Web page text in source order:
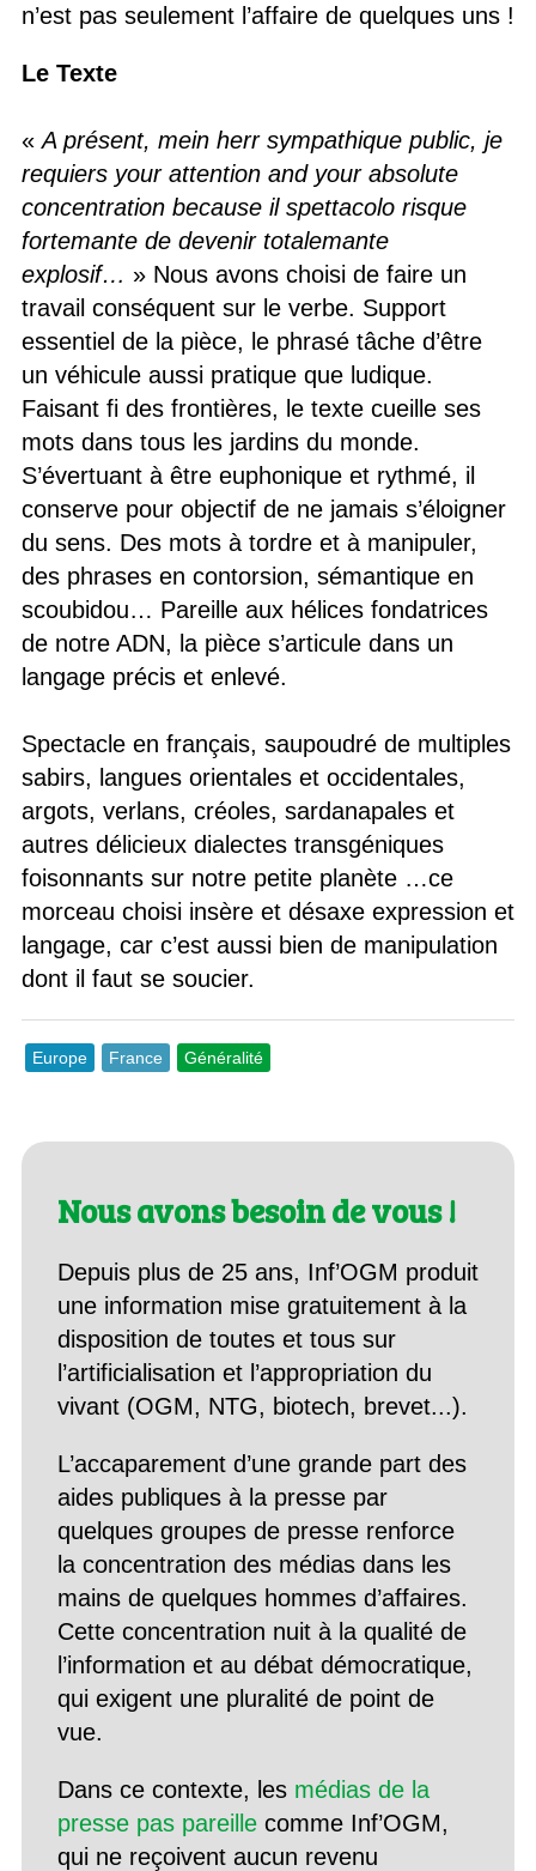
n’est pas seulement l’affaire de quelques uns !
Le Texte
«A présent, mein herr sympathique public, je
requiers your attention and your absolute
concentration because il spettacolo risque
fortemante de devenir totalemante
explosif… » Nous avons choisi de faire un
travail conséquent sur le verbe. Support
essentiel de la pièce, le phrasé tâche d’être
un véhicule aussi pratique que ludique.
Faisant fi des frontières, le texte cueille ses
mots dans tous les jardins du monde.
S’évertuant à être euphonique et rythmé, il
conserve pour objectif de ne jamais s’éloigner
du sens. Des mots à tordre et à manipuler,
des phrases en contorsion, sémantique en
scoubidou… Pareille aux hélices fondatrices
de notre ADN, la pièce s’articule dans un
langage précis et enlevé.
Spectacle en français, saupoudré de multiples
sabirs, langues orientales et occidentales,
argots, verlans, créoles, sardanapales et
autres délicieux dialectes transgéniques
foisonnants sur notre petite planète …ce
morceau choisi insère et désaxe expression et
langage, car c’est aussi bien de manipulation
dont il faut se soucier.
Europe France Généralité
Nous avons besoin de vous !
Depuis plus de 25 ans, Inf’OGM produit
une information mise gratuitement à la
disposition de toutes et tous sur
l’artificialisation et l’appropriation du
vivant (OGM, NTG, biotech, brevet...).
L’accaparement d’une grande part des
aides publiques à la presse par
quelques groupes de presse renforce
la concentration des médias dans les
mains de quelques hommes d’affaires.
Cette concentration nuit à la qualité de
l’information et au débat démocratique,
qui exigent une pluralité de point de
vue.
Dans ce contexte, les médias de la
presse pas pareillecomme Inf’OGM,
qui ne reçoivent aucun revenu